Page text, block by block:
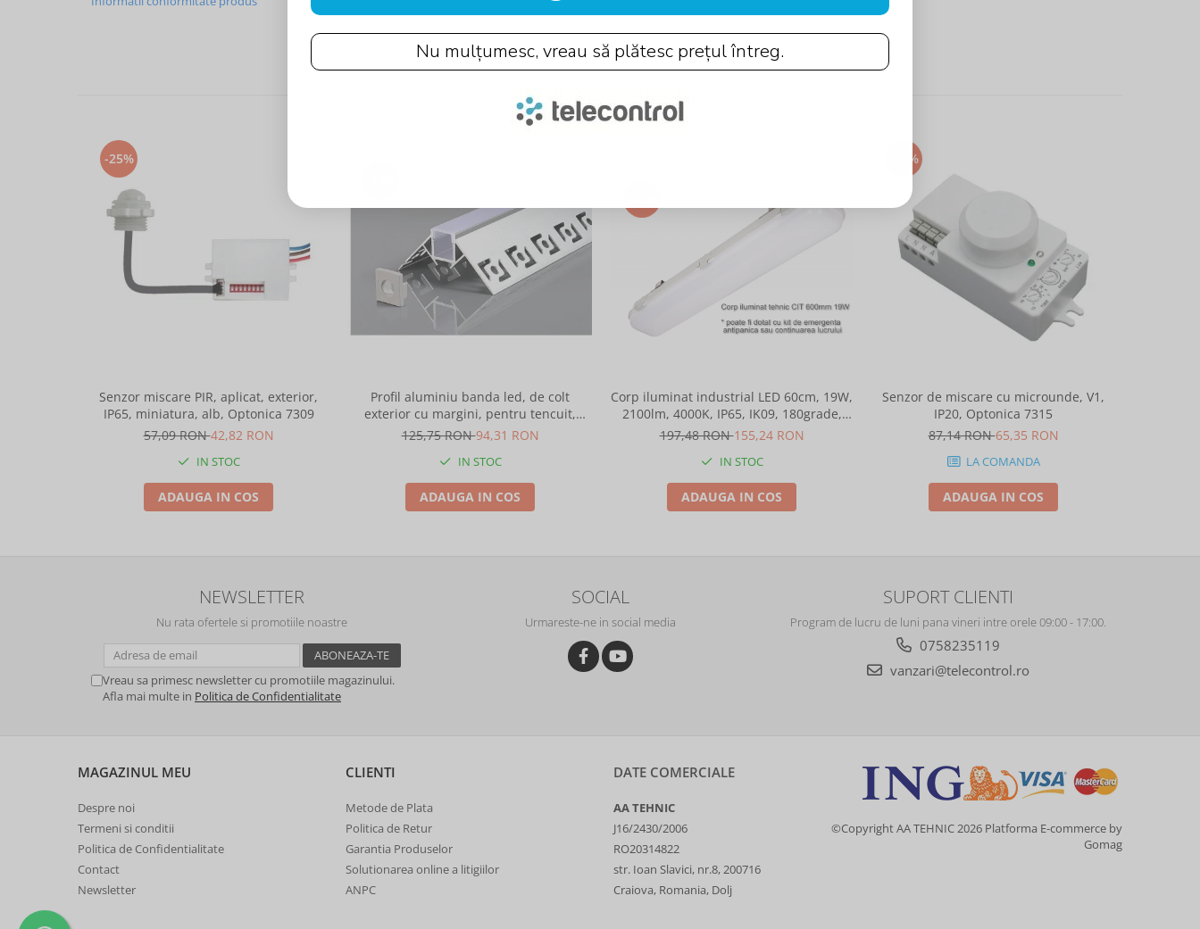
PRODUSE SIMILARE
-25%
Senzor miscare PIR, aplicat, exterior,
IP65, miniatura, alb, Optonica 7309
57,09 RON42,82 RON
IN STOC
ADAUGA IN COS
Profil aluminiu banda led, de colt
exterior cu margini, pentru tencuit,
lungime 2m, culoare gri natur, Optonica
125,75 RON94,31 RON
IN STOC
ADAUGA IN COS
Corp iluminat industrial LED 60cm, 19W,
2100lm, 4000K, IP65, IK09, 180grade,
Intelight 93101
197,48 RON155,24 RON
IN STOC
ADAUGA IN COS
-25%
Senzor de miscare cu microunde, V1,
IP20, Optonica 7315
87,14 RON65,35 RON
LA COMANDA
ADAUGA IN COS
NEWSLETTER
Nu rata ofertele si promotiile noastre
Vreau sa primesc newsletter cu promotiile magazinului.
Afla mai multe in Politica de Confidentialitate
SOCIAL
Urmareste-ne in social media
SUPORT CLIENTI
Program de lucru de luni pana vineri intre orele 09:00 - 17:00.
0758235119
vanzari@telecontrol.ro
MAGAZINUL MEU
Despre noi
Termeni si conditii
Politica de Confidentialitate
Contact
Newsletter
CLIENTI
Metode de Plata
Politica de Retur
Garantia Produselor
Solutionarea online a litigiilor
ANPC
DATE COMERCIALE
AA TEHNIC
J16/2430/2006
RO20314822
str. Ioan Slavici, nr.8, 200716
Craiova, Romania, Dolj
©Copyright AA TEHNIC 2026 Platforma E-commerce by
Gomag
Nu mulțumesc, vreau să plătesc prețul întreg.